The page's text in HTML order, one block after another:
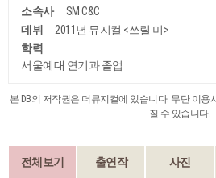
소속사
SM C&C
데뷔
2011년 뮤지컬 <쓰릴 미>
학력
서울예대 연기과 졸업
본 DB의 저작권은 더뮤지컬에 있습니다. 무단 이
질 수 있습니다.
전체보기 출연작 사진